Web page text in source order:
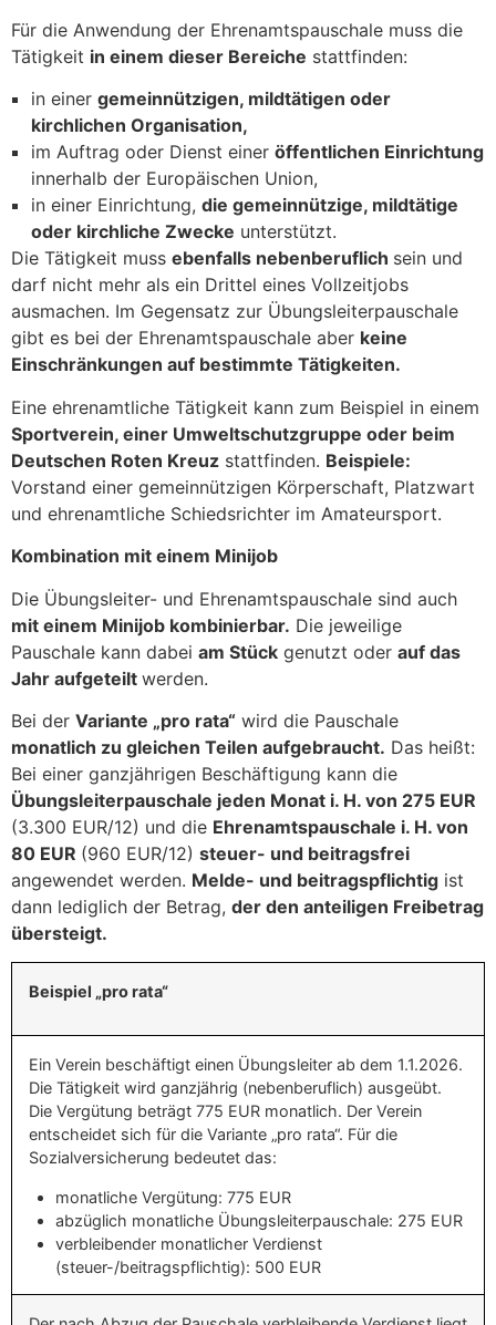
Für die Anwendung der Ehrenamtspauschale muss die
Tätigkeit in einem dieser Bereiche stattfinden:
in einer gemeinnützigen, mildtätigen oder
kirchlichen Organisation,
im Auftrag oder Dienst einer öffentlichen Einrichtung
innerhalb der Europäischen Union,
in einer Einrichtung, die gemeinnützige, mildtätige
oder kirchliche Zwecke unterstützt.
Die Tätigkeit muss ebenfalls nebenberuflich sein und
darf nicht mehr als ein Drittel eines Vollzeitjobs
ausmachen. Im Gegensatz zur Übungsleiterpauschale
gibt es bei der Ehrenamtspauschale aber keine
Einschränkungen auf bestimmte Tätigkeiten.
Eine ehrenamtliche Tätigkeit kann zum Beispiel in einem
Sportverein, einer Umweltschutzgruppe oder beim
Deutschen Roten Kreuz stattfinden. Beispiele:
Vorstand einer gemeinnützigen Körperschaft, Platzwart
und ehrenamtliche Schiedsrichter im Amateursport.
Kombination mit einem Minijob
Die Übungsleiter- und Ehrenamtspauschale sind auch
mit einem Minijob kombinierbar. Die jeweilige
Pauschale kann dabei am Stück genutzt oder auf das
Jahr aufgeteilt werden.
Bei der Variante „pro rata“ wird die Pauschale
monatlich zu gleichen Teilen aufgebraucht. Das heißt:
Bei einer ganzjährigen Beschäftigung kann die
Übungsleiterpauschale jeden Monat i. H. von 275 EUR
(3.300 EUR/12) und die Ehrenamtspauschale i. H. von
80 EUR (960 EUR/12) steuer- und beitragsfrei
angewendet werden. Melde- und beitragspflichtig ist
dann lediglich der Betrag, der den anteiligen Freibetrag
übersteigt.
Beispiel „pro rata“
Ein Verein beschäftigt einen Übungsleiter ab dem 1.1.2026.
Die Tätigkeit wird ganzjährig (nebenberuflich) ausgeübt.
Die Vergütung beträgt 775 EUR monatlich. Der Verein
entscheidet sich für die Variante „pro rata“. Für die
Sozialversicherung bedeutet das:
monatliche Vergütung: 775 EUR
abzüglich monatliche Übungsleiterpauschale: 275 EUR
verbleibender monatlicher Verdienst
(steuer-/beitragspflichtig): 500 EUR